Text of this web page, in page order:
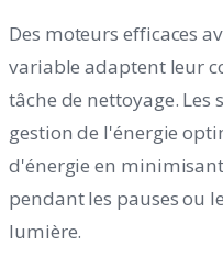
Des moteurs efficaces
variable adaptent leur
tâche de nettoyage. Les
gestion de l'énergie
d'énergie en
pendant les pauses ou
lumière.